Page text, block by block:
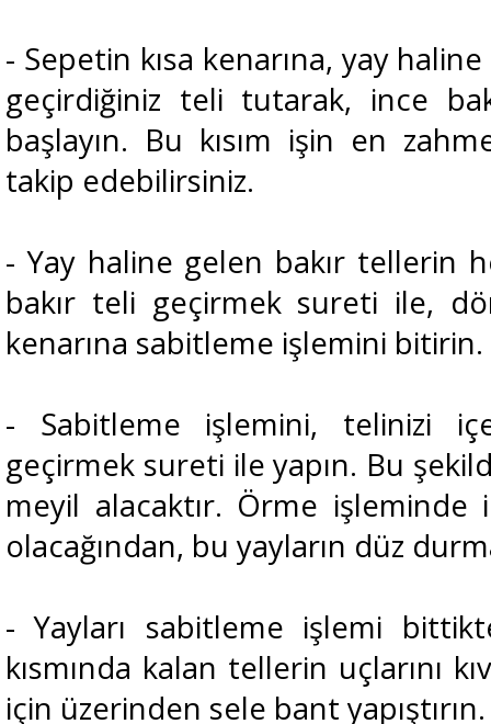
- Sepetin kısa kenarına, yay
geçirdiğiniz teli tutarak, ince
başlayın. Bu kısım işin en
takip edebilirsiniz.
- Yay haline gelen bakır tellerin
bakır teli geçirmek sureti ile,
kenarına sabitleme işlemini bitirin.
- Sabitleme işlemini, telinizi
geçirmek sureti ile yapın. Bu
meyil alacaktır. Örme işleminde
olacağından, bu yayların düz
- Yayları sabitleme işlemi
kısmında kalan tellerin uçlarını
için üzerinden sele bant yapıştırın.